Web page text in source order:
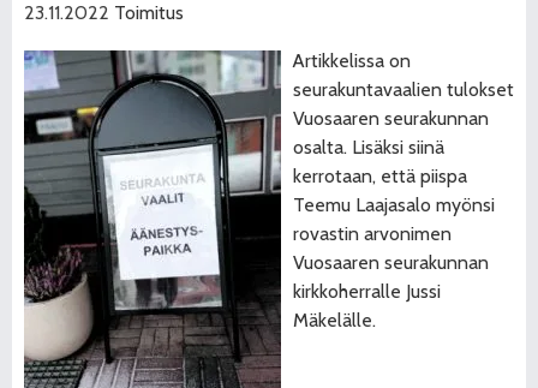
23.11.2022 Toimitus
Artikkelissa on
seurakuntavaalien tulokset
Vuosaaren seurakunnan
osalta. Lisäksi siinä
kerrotaan, että piispa
Teemu Laajasalo myönsi
rovastin arvonimen
Vuosaaren seurakunnan
kirkkoherralle Jussi
Mäkelälle.